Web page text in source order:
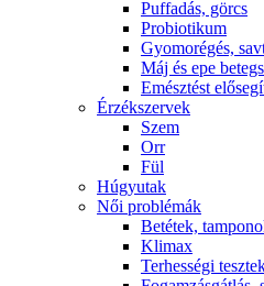
Puffadás, görcs
Probiotikum
Gyomorégés,
Máj és epe
Emésztést
Érzékszervek
Szem
Orr
Fül
Húgyutak
Női problémák
Betétek,
Klimax
Terhességi